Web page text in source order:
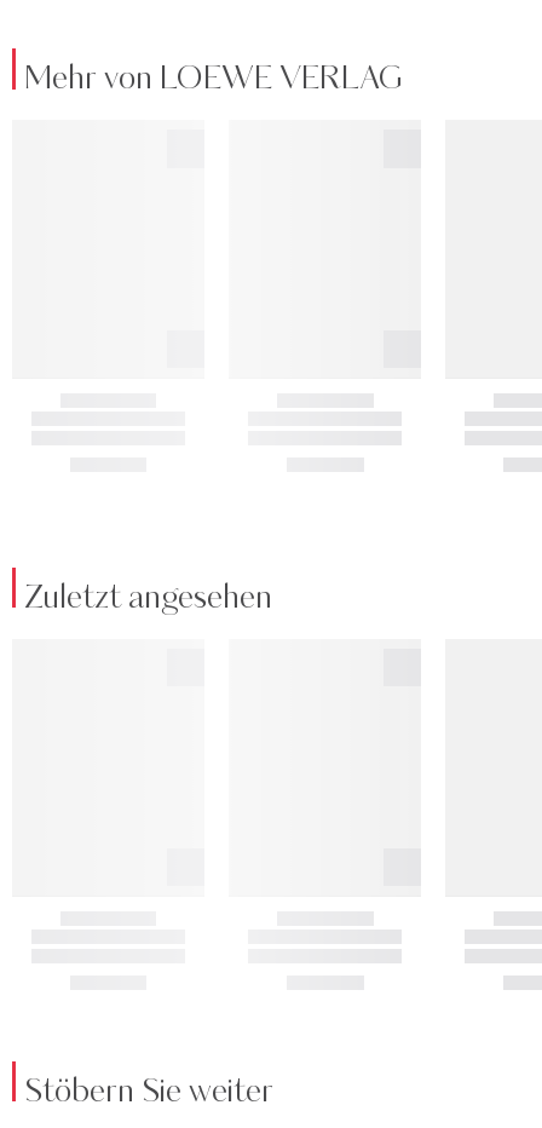
Mehr von LOEWE VERLAG
Zuletzt angesehen
Stöbern Sie weiter